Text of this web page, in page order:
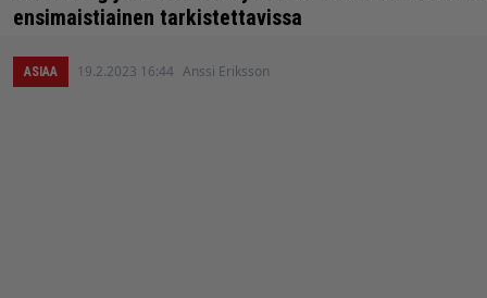
ensimaistiainen tarkistettavissa
ASIAA 19.2.2023 16:44 Anssi Eriksson